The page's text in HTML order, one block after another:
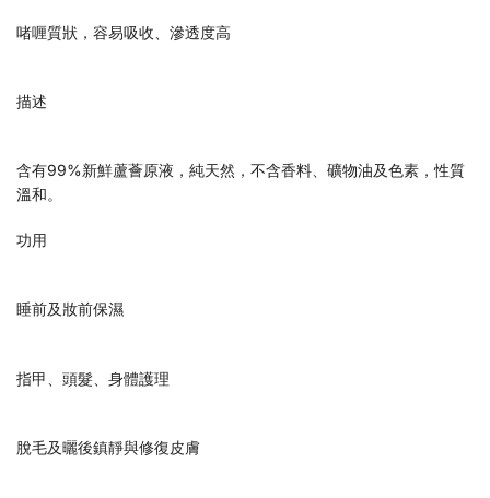
啫喱質狀，容易吸收、滲透度高
描述
含有99%新鮮蘆薈原液，純天然，不含香料、礦物油及色素，性質
溫和。
功用
睡前及妝前保濕
指甲、頭髮、身體護理
脫毛及曬後鎮靜與修復皮膚